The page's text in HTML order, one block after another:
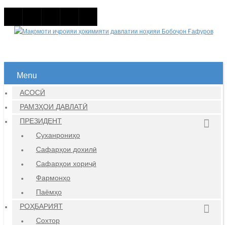
Menu
АСОСӢ
РАМЗҲОИ ДАВЛАТӢ
ПРЕЗИДЕНТ
Суханрониҳо
Сафарҳои дохилӣ
Сафарҳои хориҷӣ
Фармонҳо
Паёмҳо
РОҲБАРИЯТ
Сохтор